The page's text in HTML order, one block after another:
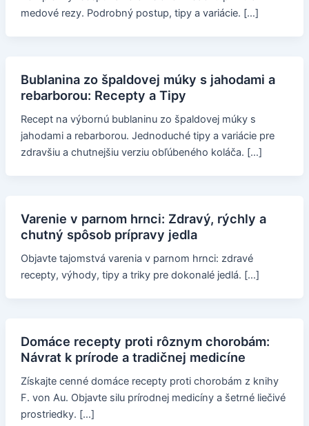
medové rezy. Podrobný postup, tipy a variácie. […]
Bublanina zo špaldovej múky s jahodami a
rebarborou: Recepty a Tipy
Recept na výbornú bublaninu zo špaldovej múky s
jahodami a rebarborou. Jednoduché tipy a variácie pre
zdravšiu a chutnejšiu verziu obľúbeného koláča. […]
Varenie v parnom hrnci: Zdravý, rýchly a
chutný spôsob prípravy jedla
Objavte tajomstvá varenia v parnom hrnci: zdravé
recepty, výhody, tipy a triky pre dokonalé jedlá. […]
Domáce recepty proti rôznym chorobám:
Návrat k prírode a tradičnej medicíne
Získajte cenné domáce recepty proti chorobám z knihy
F. von Au. Objavte silu prírodnej medicíny a šetrné liečivé
prostriedky. […]